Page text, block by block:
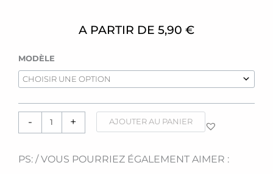
A PARTIR DE 5,90 €
MODÈLE
-
quantité
de
Bougeoir
kaki
+ AJOUTER AU PANIER
PS: / VOUS POURRIEZ ÉGALEMENT AIMER :